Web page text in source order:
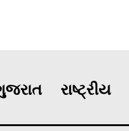
રાષ્ટ્રીય